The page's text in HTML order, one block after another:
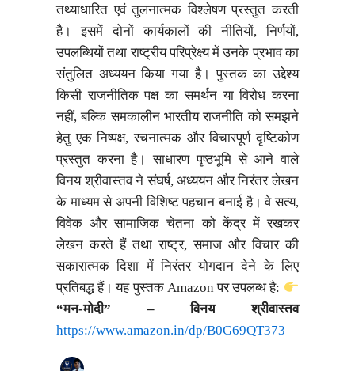
तथ्याधारित एवं तुलनात्मक विश्लेषण प्रस्तुत करती
है। इसमें दोनों कार्यकालों की नीतियों, निर्णयों,
उपलब्धियों तथा राष्ट्रीय परिप्रेक्ष्य में उनके प्रभाव का
संतुलित अध्ययन किया गया है। पुस्तक का उद्देश्य
किसी राजनीतिक पक्ष का समर्थन या विरोध करना
नहीं, बल्कि समकालीन भारतीय राजनीति को समझने
हेतु एक निष्पक्ष, रचनात्मक और विचारपूर्ण दृष्टिकोण
प्रस्तुत करना है। साधारण पृष्ठभूमि से आने वाले
विनय श्रीवास्तव ने संघर्ष, अध्ययन और निरंतर लेखन
के माध्यम से अपनी विशिष्ट पहचान बनाई है। वे सत्य,
विवेक और सामाजिक चेतना को केंद्र में रखकर
लेखन करते हैं तथा राष्ट्र, समाज और विचार की
सकारात्मक दिशा में निरंतर योगदान देने के लिए
प्रतिबद्ध हैं। यह पुस्तक Amazon पर उपलब्ध है:
“मन-मोदी” – विनय श्रीवास्तव
https://www.amazon.in/dp/B0G69QT373